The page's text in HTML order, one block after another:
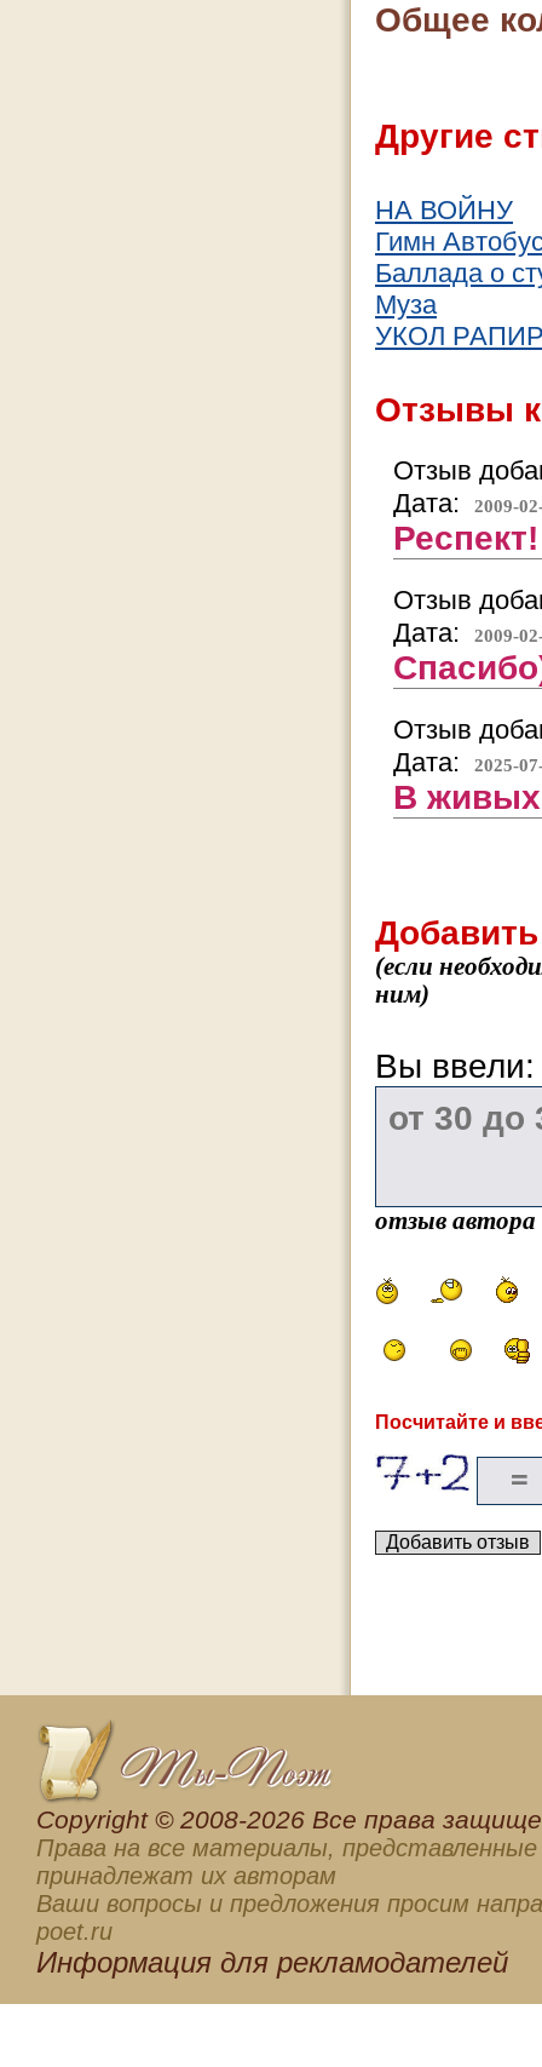
Общее
Другие
НА ВОЙНУ
Гимн
Баллада о
Муза
УКОЛ
Отзывы
Отзыв
Дата:
2009-
Отзыв
Дата:
2009-
Отзыв
Дата:
2025-
В живых
(если
ним)
Вы
отзыв
Посчитайте и
Сopyright © 2008-2026 Все права
Права на все материалы, представленные
принадлежат их авторам
Ваши вопросы и предложения просим
poet.ru
Информация для рекламодателей